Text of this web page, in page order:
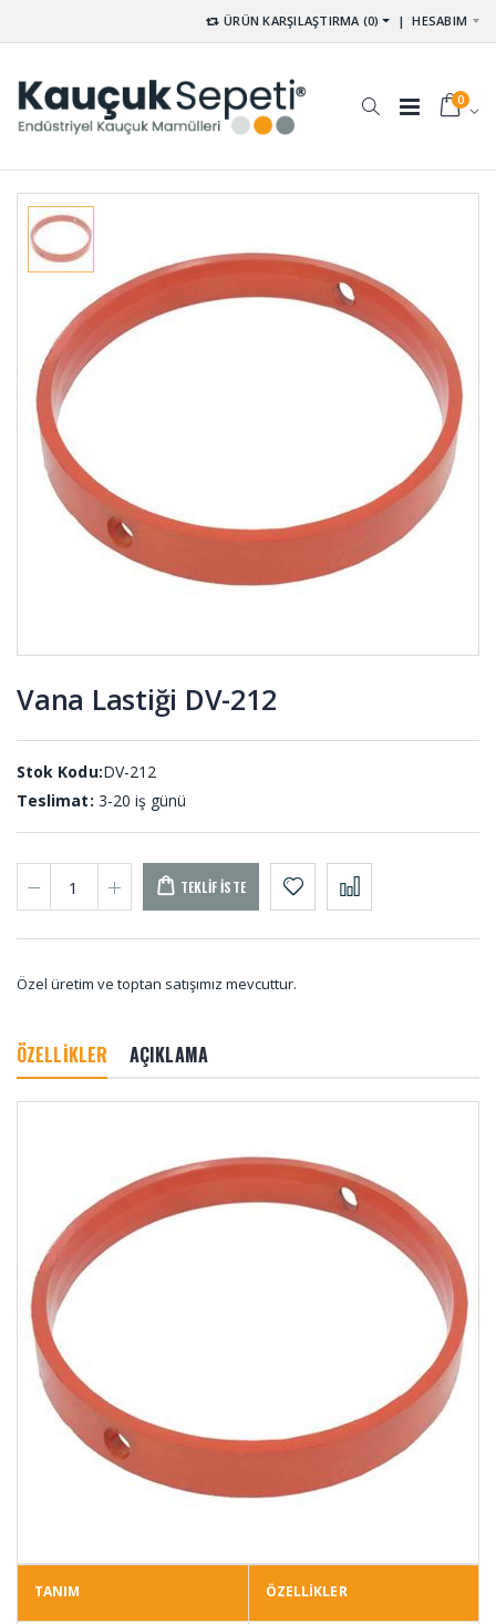
ÜRÜN KARŞILAŞTIRMA (0) |HESABIM
0
Vana Lastiği DV-212
Stok Kodu:DV-212
Teslimat: 3-20 iş günü
TEKLIF İSTE
Özel üretim ve toptan satışımız mevcuttur.
ÖZELLİKLER AÇIKLAMA
TANIM ÖZELLİKLER
Lastikleri
PL-001
Tutamak
D Tip
Usturmaca
O-ring
Setler SET-